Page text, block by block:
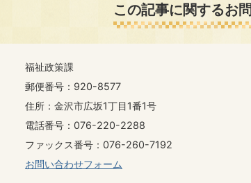
この記事に関するお
福祉政策課
郵便番号：920-8577
住所：金沢市広坂1丁目1番1号
電話番号：076-220-2288
ファックス番号：076-260-7192
お問い合わせフォーム